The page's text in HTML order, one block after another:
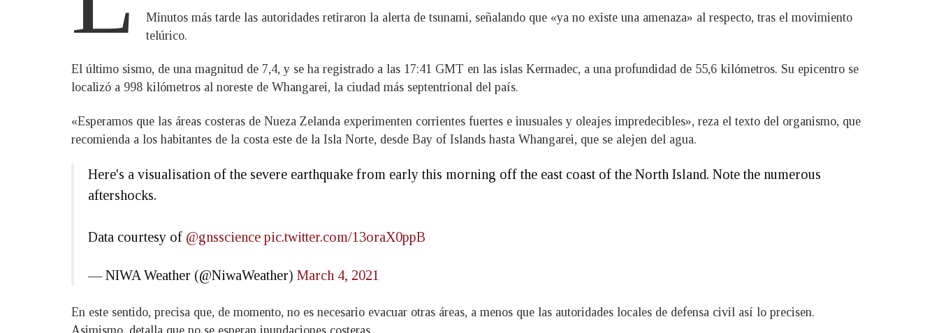
Minutos más tarde las autoridades retiraron la alerta de tsunami, señalando que «ya no existe una amenaza» al respecto, tras el movimiento
telúrico.
El último sismo, de una magnitud de 7,4, y se ha registrado a las 17:41 GMT en las islas Kermadec, a una profundidad de 55,6 kilómetros. Su epicentro se
localizó a 998 kilómetros al noreste de Whangarei, la ciudad más septentrional del país.
«Esperamos que las áreas costeras de Nueza Zelanda experimenten corrientes fuertes e inusuales y oleajes impredecibles», reza el texto del organismo, que
recomienda a los habitantes de la costa este de la Isla Norte, desde Bay of Islands hasta Whangarei, que se alejen del agua.
Here's a visualisation of the severe earthquake from early this morning off the east coast of the North Island. Note the numerous
aftershocks.
Data courtesy of @gnsscience pic.twitter.com/13oraX0ppB
— NIWA Weather (@NiwaWeather) March 4, 2021
En este sentido, precisa que, de momento, no es necesario evacuar otras áreas, a menos que las autoridades locales de defensa civil así lo precisen.